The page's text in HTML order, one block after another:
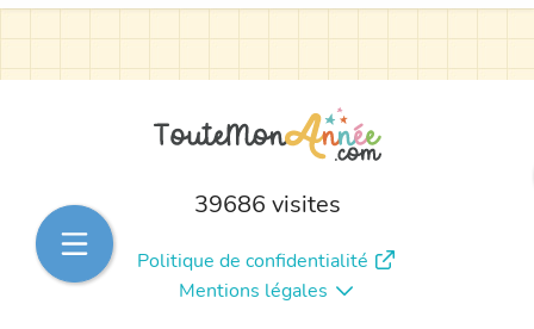
39686 visites
Politique de confidentialité
Mentions légales